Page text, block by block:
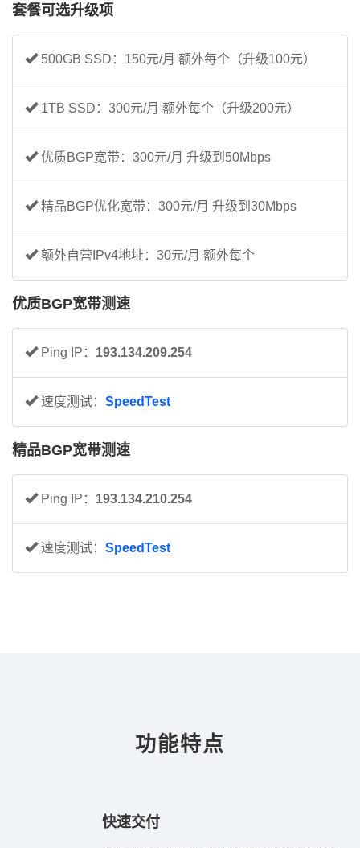
套餐可选升级项
500GB SSD：150元/月 额外每个（升级100元）
1TB SSD：300元/月 额外每个（升级200元）
优质BGP宽带：300元/月 升级到50Mbps
精品BGP优化宽带：300元/月 升级到30Mbps
额外自营IPv4地址：30元/月 额外每个
优质BGP宽带测速
Ping IP： 193.134.209.254
速度测试： SpeedTest
精品BGP宽带测速
Ping IP： 193.134.210.254
速度测试： SpeedTest
功能特点
快速交付